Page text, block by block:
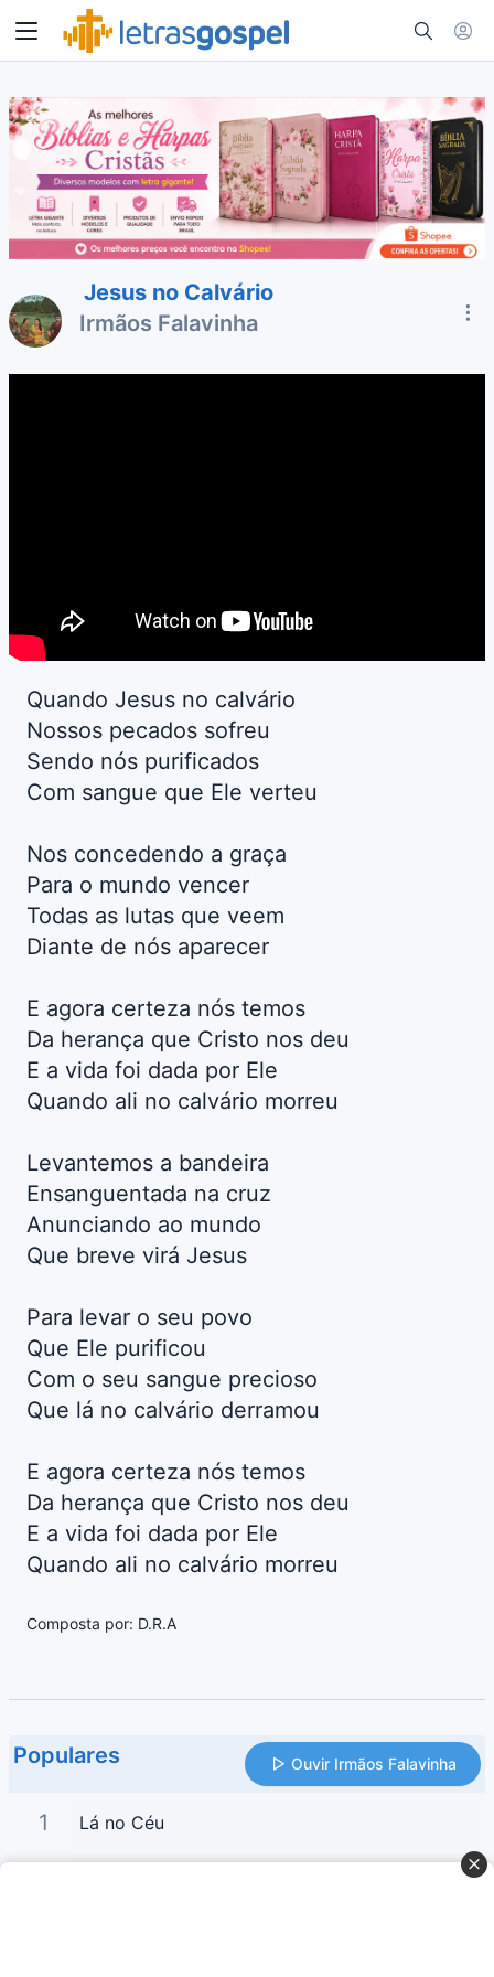
Jesus no Calvário
Irmãos Falavinha
Quando Jesus no calvário
Nossos pecados sofreu
Sendo nós purificados
Com sangue que Ele verteu
Nos concedendo a graça
Para o mundo vencer
Todas as lutas que veem
Diante de nós aparecer
E agora certeza nós temos
Da herança que Cristo nos deu
E a vida foi dada por Ele
Quando ali no calvário morreu
Levantemos a bandeira
Ensanguentada na cruz
Anunciando ao mundo
Que breve virá Jesus
Para levar o seu povo
Que Ele purificou
Com o seu sangue precioso
Que lá no calvário derramou
E agora certeza nós temos
Da herança que Cristo nos deu
E a vida foi dada por Ele
Quando ali no calvário morreu
Composta por: D.R.A
Populares Ouvir Irmãos Falavinha
1 Lá no Céu